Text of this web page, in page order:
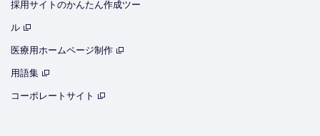
採用サイトのかんたん作成ツー
ル
医療用ホームページ制作
用語集
コーポレートサイト